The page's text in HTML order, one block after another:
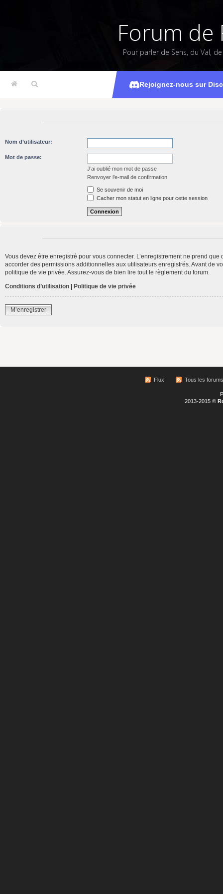
Forum de
Pour parler de Sens, du Val,
Rejoignez-nous sur
Nom d’utilisateur:
Mot de passe:
J’ai oublié mon mot de passe
Renvoyer l’e-mail de confirmation
Se souvenir de moi
Cacher mon statut en ligne pour cette session
Vous devez être enregistré pour vous connecter. L’enregistrement ne prend
accorder des permissions additionnelles aux utilisateurs enregistrés. Avant de
politique de vie privée. Assurez-vous de bien lire tout le règlement du forum.
Conditions d’utilisation
Politique de vie privée
M’enregistrer
Flux Tous les forums
2013-2015 ©